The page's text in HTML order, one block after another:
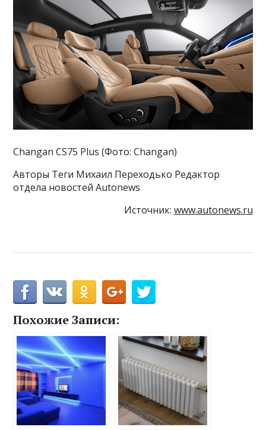
Changan CS75 Plus (Фото: Changan)
Авторы Теги Михаил Переходько Редактор
отдела новостей Autonews
Источник: www.autonews.ru
Похожие Записи: